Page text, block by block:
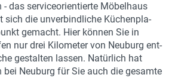
das ser­vice­ori­en­tier­te Mö­bel­haus
sich die un­ver­bind­li­che Kü­chen­pla­
ge­macht. Hier kön­nen Sie in
nur drei Ki­lo­me­ter von Neu­burg ent­
ge­stal­ten las­sen. Na­tür­lich hat
Neu­burg für Sie auch die ge­sam­te